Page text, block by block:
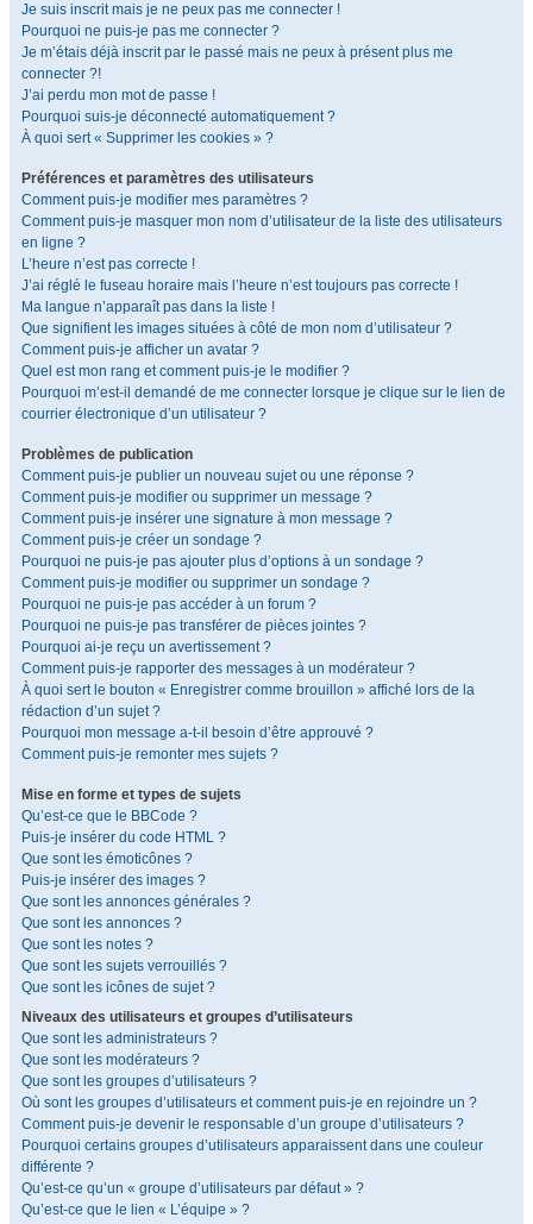
Je suis inscrit mais je ne peux pas me connecter !
Pourquoi ne puis-je pas me connecter ?
Je m’étais déjà inscrit par le passé mais ne peux à présent plus me
connecter ?!
J’ai perdu mon mot de passe !
Pourquoi suis-je déconnecté automatiquement ?
À quoi sert « Supprimer les cookies » ?
Préférences et paramètres des utilisateurs
Comment puis-je modifier mes paramètres ?
Comment puis-je masquer mon nom d’utilisateur de la liste des utilisateurs
en ligne ?
L’heure n’est pas correcte !
J’ai réglé le fuseau horaire mais l’heure n’est toujours pas correcte !
Ma langue n’apparaît pas dans la liste !
Que signifient les images situées à côté de mon nom d’utilisateur ?
Comment puis-je afficher un avatar ?
Quel est mon rang et comment puis-je le modifier ?
Pourquoi m’est-il demandé de me connecter lorsque je clique sur le lien de
courrier électronique d’un utilisateur ?
Problèmes de publication
Comment puis-je publier un nouveau sujet ou une réponse ?
Comment puis-je modifier ou supprimer un message ?
Comment puis-je insérer une signature à mon message ?
Comment puis-je créer un sondage ?
Pourquoi ne puis-je pas ajouter plus d’options à un sondage ?
Comment puis-je modifier ou supprimer un sondage ?
Pourquoi ne puis-je pas accéder à un forum ?
Pourquoi ne puis-je pas transférer de pièces jointes ?
Pourquoi ai-je reçu un avertissement ?
Comment puis-je rapporter des messages à un modérateur ?
À quoi sert le bouton « Enregistrer comme brouillon » affiché lors de la
rédaction d’un sujet ?
Pourquoi mon message a-t-il besoin d’être approuvé ?
Comment puis-je remonter mes sujets ?
Mise en forme et types de sujets
Qu’est-ce que le BBCode ?
Puis-je insérer du code HTML ?
Que sont les émoticônes ?
Puis-je insérer des images ?
Que sont les annonces générales ?
Que sont les annonces ?
Que sont les notes ?
Que sont les sujets verrouillés ?
Que sont les icônes de sujet ?
Niveaux des utilisateurs et groupes d’utilisateurs
Que sont les administrateurs ?
Que sont les modérateurs ?
Que sont les groupes d’utilisateurs ?
Où sont les groupes d’utilisateurs et comment puis-je en rejoindre un ?
Comment puis-je devenir le responsable d’un groupe d’utilisateurs ?
Pourquoi certains groupes d’utilisateurs apparaissent dans une couleur
différente ?
Qu’est-ce qu’un « groupe d’utilisateurs par défaut » ?
Qu’est-ce que le lien « L’équipe » ?